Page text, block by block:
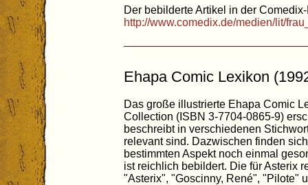
Der bebilderte Artikel in der
http://www.comedix.de/medien/lit/
Ehapa Comic Lexikon
Das große illustrierte Ehapa Comic
Collection (ISBN 3-7704-0865-9)
beschreibt in verschiedenen
relevant sind. Dazwischen finden
bestimmten Aspekt noch einmal
ist reichlich bebildert. Die für Asterix
"Asterix", "Goscinny, René", "Pilote"